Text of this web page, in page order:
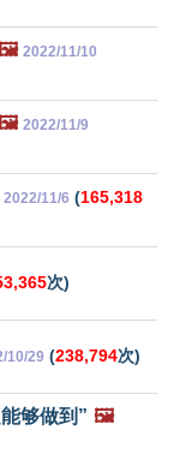
2022/11/10
2022/11/9
2022/11/6 (165,318
次)
10/29 (238,794次)
够做到” 🖼️